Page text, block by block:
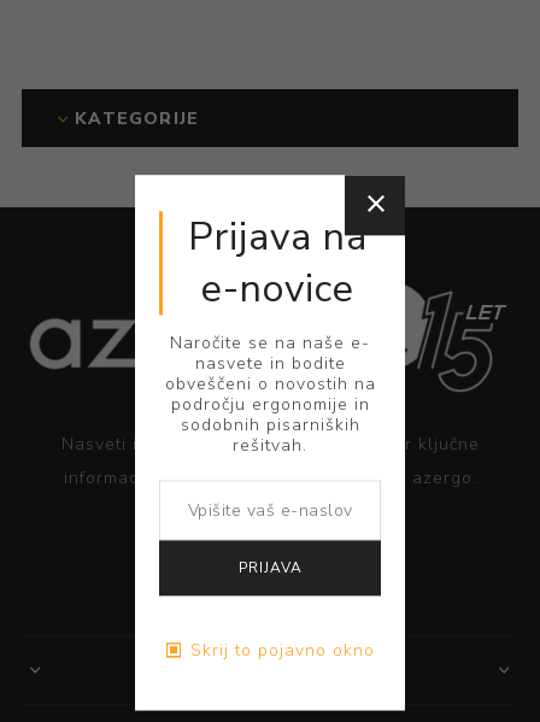
KATEGORIJE
Nasveti in dobre ergonomske prakse ter ključne
informacije za pravilno uporabo rešitev azergo.
Prijava na
e-novice
Naročite se na naše e-
nasvete in bodite
obveščeni o novostih na
področju ergonomije in
sodobnih pisarniških
rešitvah.
PRIJAVA
Skrij to pojavno okno